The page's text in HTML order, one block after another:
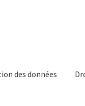
des données